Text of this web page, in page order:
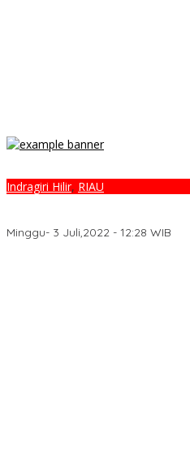
Indragiri Hilir, RIAU
Minggu- 3 Juli,2022 - 12:28 WIB